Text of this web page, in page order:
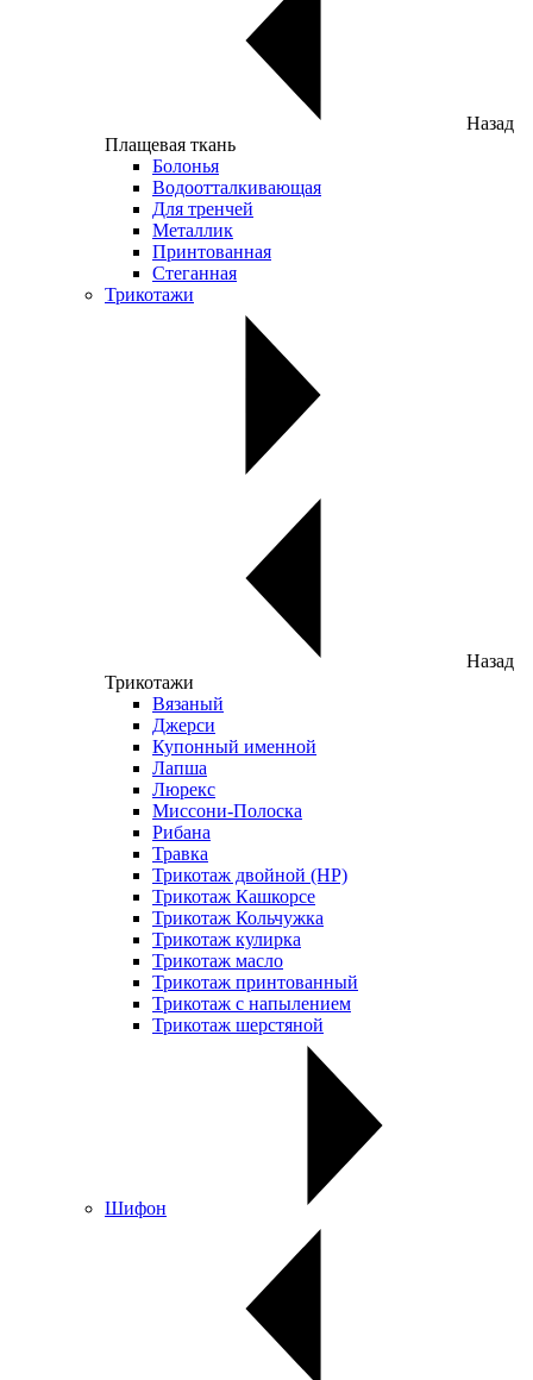
Назад
Плащевая ткань
Болонья
Водоотталкивающая
Для тренчей
Металлик
Принтованная
Стеганная
Трикотажи
Назад
Трикотажи
Вязаный
Джерси
Купонный именной
Лапша
Люрекс
Миссони-Полоска
Рибана
Травка
Трикотаж двойной (НР)
Трикотаж Кашкорсе
Трикотаж Кольчужка
Трикотаж кулирка
Трикотаж масло
Трикотаж принтованный
Трикотаж с напылением
Трикотаж шерстяной
Шифон